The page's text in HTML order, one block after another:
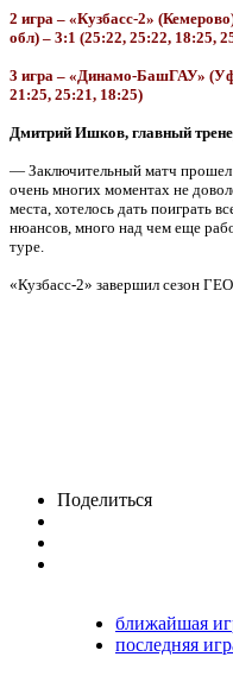
2 игра – «Кузбасс-2»
обл) – 3:1 (25:22, 25:22, 18:25,
3 игра – «Динамо-БашГАУ»
21:25, 25:21, 18:25)
Дмитрий Ишков, главный
— Заключительный матч прошел
очень многих моментах не
места, хотелось дать поиграть
нюансов, много над чем еще
туре.
«Кузбасс-2» завершил сезон
Поделиться
ближайшая
последняя